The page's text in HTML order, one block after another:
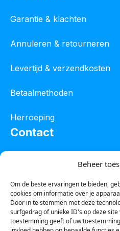
Beheer
Om de beste ervaringen te bieden,
cookies om informatie over je
Door in te stemmen met deze
surfgedrag of unieke ID's op deze
toestemming geeft of uw
Garantie & klachten
Annuleren & retourneren
Levertijd & verzendkosten
Betaalmethoden
Herroeping
Contact
Tel :0850601800
Whatsapp : 0623388306